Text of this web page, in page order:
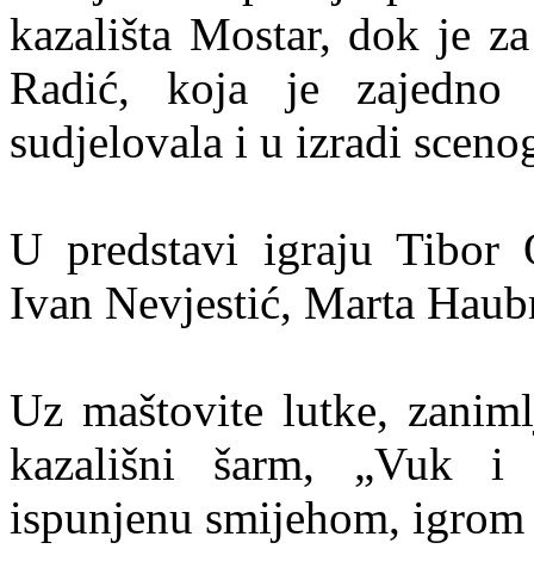
kazališta Mostar, dok je
Radić, koja je zajedno
sudjelovala i u izradi
U predstavi igraju Tibor
Ivan Nevjestić, Marta
Uz maštovite lutke,
kazališni šarm, „Vuk i
ispunjenu smijehom,